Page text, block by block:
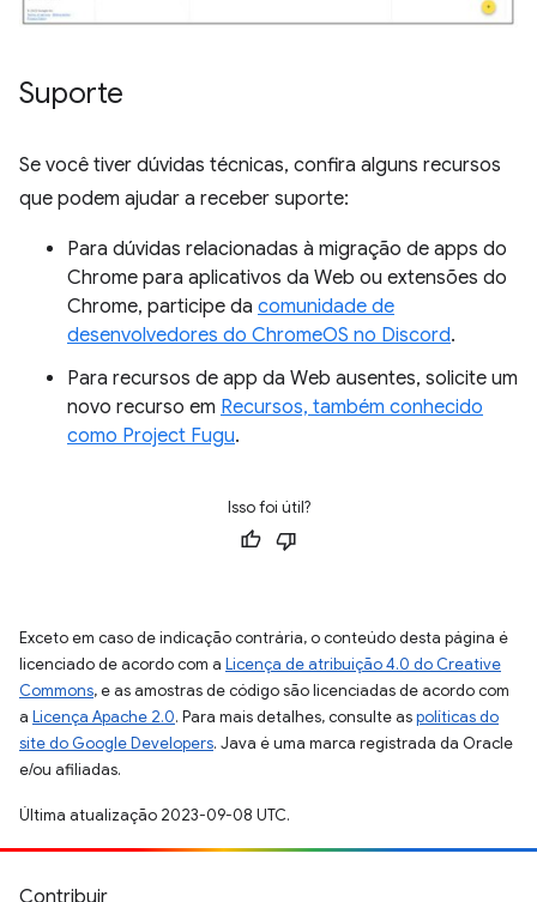
Suporte
Se você tiver dúvidas técnicas, confira alguns recursos
que podem ajudar a receber suporte:
Para dúvidas relacionadas à migração de apps do
Chrome para aplicativos da Web ou extensões do
Chrome, participe da comunidade de
desenvolvedores do ChromeOS no Discord.
Para recursos de app da Web ausentes, solicite um
novo recurso em Recursos, também conhecido
como Project Fugu.
Isso foi útil?
Exceto em caso de indicação contrária, o conteúdo desta página é
licenciado de acordo com a Licença de atribuição 4.0 do Creative
Commons, e as amostras de código são licenciadas de acordo com
a Licença Apache 2.0. Para mais detalhes, consulte aspolíticas do
site do Google Developers. Java é uma marca registrada da Oracle
e/ou afiliadas.
Última atualização 2023-09-08 UTC.
Contribuir